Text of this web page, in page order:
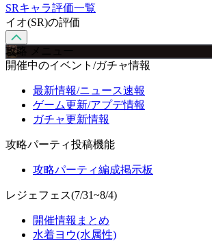
SRキャラ評価一覧
イオ(SR)の評価
攻略 メニュー
開催中のイベント/ガチャ情報
最新情報/ニュース速報
ゲーム更新/アプデ情報
ガチャ更新情報
攻略パーティ投稿機能
攻略パーティ編成掲示板
レジェフェス(7/31~8/4)
開催情報まとめ
水着ヨウ(水属性)